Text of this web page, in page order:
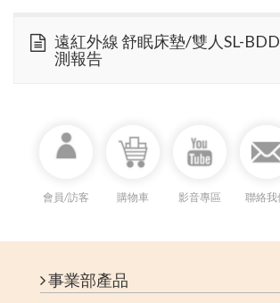
遠紅外線 舒眠床墊/雙人SL-
測報告
會員/訪客 購物車 影音專區 聯絡我
事業部產品